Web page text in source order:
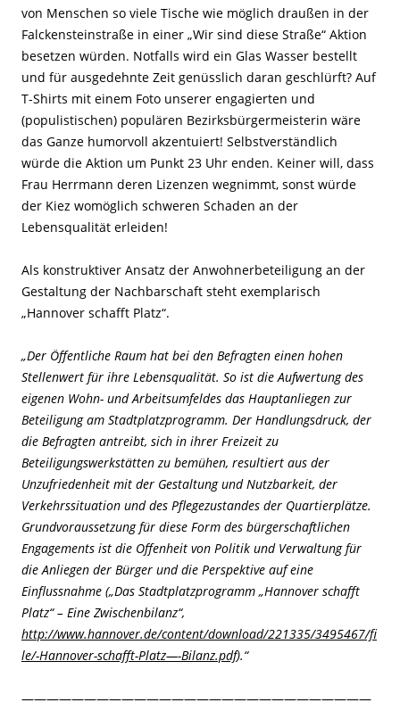
von Menschen so viele Tische wie möglich draußen in der
Falckensteinstraße in einer „Wir sind diese Straße“ Aktion
besetzen würden. Notfalls wird ein Glas Wasser bestellt
und für ausgedehnte Zeit genüsslich daran geschlürft? Auf
T-Shirts mit einem Foto unserer engagierten und
(populistischen) populären Bezirksbürgermeisterin wäre
das Ganze humorvoll akzentuiert! Selbstverständlich
würde die Aktion um Punkt 23 Uhr enden. Keiner will, dass
Frau Herrmann deren Lizenzen wegnimmt, sonst würde
der Kiez womöglich schweren Schaden an der
Lebensqualität erleiden!
Als konstruktiver Ansatz der Anwohnerbeteiligung an der
Gestaltung der Nachbarschaft steht exemplarisch
„Hannover schafft Platz“.
„Der Öffentliche Raum hat bei den Befragten einen hohen
Stellenwert für ihre Lebensqualität. So ist die Aufwertung des
eigenen Wohn- und Arbeitsumfeldes das Hauptanliegen zur
Beteiligung am Stadtplatzprogramm. Der Handlungsdruck, der
die Befragten antreibt, sich in ihrer Freizeit zu
Beteiligungswerkstätten zu bemühen, resultiert aus der
Unzufriedenheit mit der Gestaltung und Nutzbarkeit, der
Verkehrssituation und des Pflegezustandes der Quartierplätze.
Grundvoraussetzung für diese Form des bürgerschaftlichen
Engagements ist die Offenheit von Politik und Verwaltung für
die Anliegen der Bürger und die Perspektive auf eine
Einflussnahme („Das Stadtplatzprogramm „Hannover schafft
Platz“ – Eine Zwischenbilanz“,
http://www.hannover.de/content/download/221335/3495467/fi
le/-Hannover-schafft-Platz—-Bilanz.pdf).“
————————————————————————————